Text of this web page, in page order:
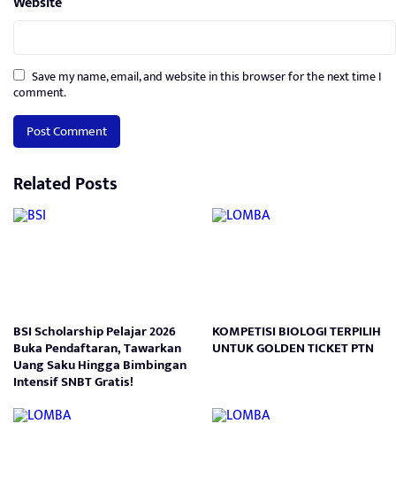
Save my name, email, and website in this browser for the next time I
comment.
Related Posts
BSI Scholarship Pelajar 2026
Buka Pendaftaran, Tawarkan
Uang Saku Hingga Bimbingan
Intensif SNBT Gratis!
KOMPETISI BIOLOGI TERPILIH
UNTUK GOLDEN TICKET PTN